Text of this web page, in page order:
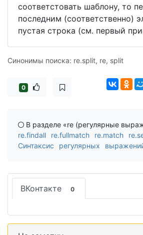
соответстовать шаблону, то
последним (соответственно)
пустая строка (см. первый
Синонимы поиска: re.split, re, split
0
В разделе «re (регулярные
re.findall
re.fullmatch re.match
Синтаксис регулярных
ВКонтакте 0